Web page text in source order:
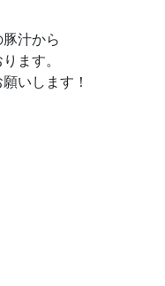
汁から
ます。
いします！